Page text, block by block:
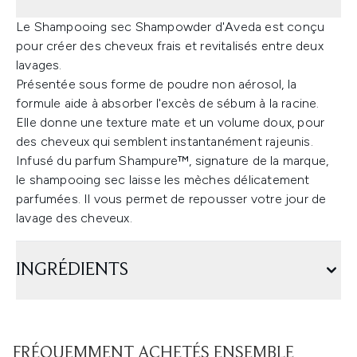
Le Shampooing sec Shampowder d'Aveda est conçu
pour créer des cheveux frais et revitalisés entre deux
lavages.
Présentée sous forme de poudre non aérosol, la
formule aide à absorber l'excès de sébum à la racine.
Elle donne une texture mate et un volume doux, pour
des cheveux qui semblent instantanément rajeunis.
Infusé du parfum Shampure™, signature de la marque,
le shampooing sec laisse les mèches délicatement
parfumées. Il vous permet de repousser votre jour de
lavage des cheveux.
INGRÉDIENTS